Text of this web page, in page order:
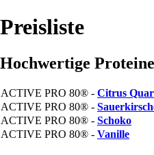
Preisliste
Hochwertige
ACTIVE PRO 80® - Citrus
ACTIVE PRO 80® -
ACTIVE PRO 80® - Schoko
ACTIVE PRO 80® - Vanille